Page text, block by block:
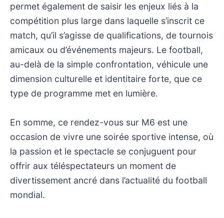
permet également de saisir les enjeux liés à la
compétition plus large dans laquelle s’inscrit ce
match, qu’il s’agisse de qualifications, de tournois
amicaux ou d’événements majeurs. Le football,
au-delà de la simple confrontation, véhicule une
dimension culturelle et identitaire forte, que ce
type de programme met en lumière.
En somme, ce rendez-vous sur M6 est une
occasion de vivre une soirée sportive intense, où
la passion et le spectacle se conjuguent pour
offrir aux téléspectateurs un moment de
divertissement ancré dans l’actualité du football
mondial.